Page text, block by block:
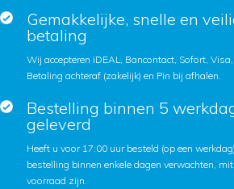
Gemakkelijke, snelle en
betaling
Wij accepteren iDEAL, Bancontact, Sofort,
Betaling achteraf (zakelijk) en Pin bij afhalen.
Bestelling binnen 5
geleverd
Heeft u voor 17:00 uur besteld (op een
bestelling binnen enkele dagen verwachten,
voorraad zijn.